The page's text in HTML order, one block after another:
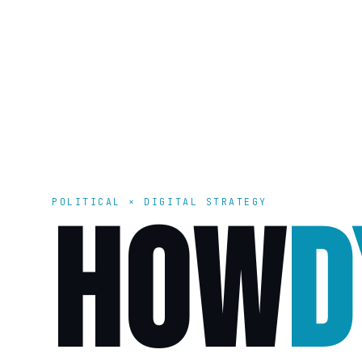
POLITICAL × DIGITAL STRATEGY
HOW